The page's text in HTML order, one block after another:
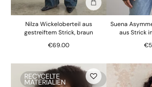
In die Tasche
Nilza Wickeloberteil aus
gestreiftem Strick, braun
€69.00
Suena
aus Strick
RECYCELTE
MATERIALIEN